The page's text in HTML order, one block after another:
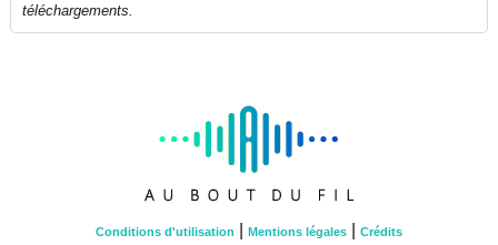
téléchargements.
Conditions d'utilisation Mentions légales Crédits